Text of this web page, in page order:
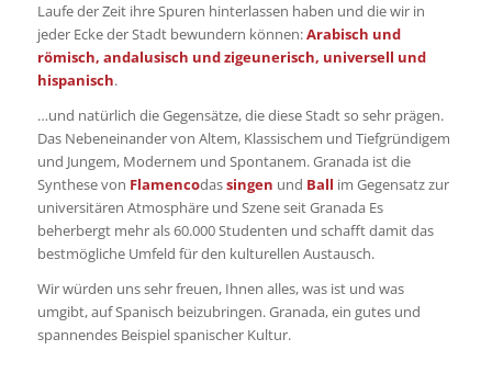
Laufe der Zeit ihre Spuren hinterlassen haben und die wir in
jeder Ecke der Stadt bewundern können:Arabisch und
römisch, andalusisch und zigeunerisch, universell und
hispanisch.
…und natürlich die Gegensätze, die diese Stadt so sehr prägen.
Das Nebeneinander von Altem, Klassischem und Tiefgründigem
und Jungem, Modernem und Spontanem. Granada ist die
Synthese von Flamencodassingen und Ball im Gegensatz zur
universitären Atmosphäre und Szene seit Granada Es
beherbergt mehr als 60.000 Studenten und schafft damit das
bestmögliche Umfeld für den kulturellen Austausch.
Wir würden uns sehr freuen, Ihnen alles, was ist und was
umgibt, auf Spanisch beizubringen. Granada, ein gutes und
spannendes Beispiel spanischer Kultur.